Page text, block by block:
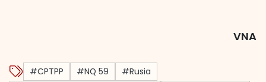
VNA
#CPTPP #NQ 59
#Rusia